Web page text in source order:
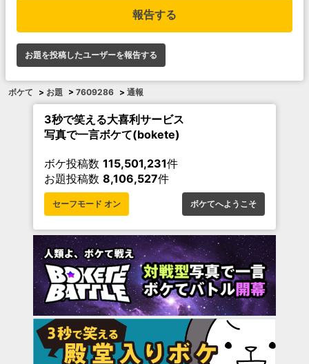
報告する
お題を投稿したユーザーを報告する
ボケて > お題 > 7609286 > 通報
3秒で笑える大喜利サービス
写真で一言ボケて(bokete)
ボケ投稿数 115,501,231件
お題投稿数 8,106,527件
セーフモード オン ボケてへようこそ